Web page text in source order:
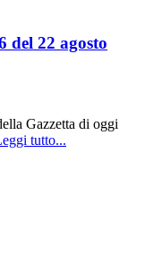
del 22 agosto
Gazzetta di oggi
tutto...